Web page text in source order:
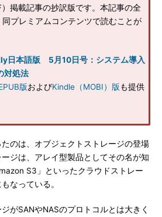
）掲載記事の抄訳版です。本記事の全
同プレミアムコンテンツで読むことが
日本語版 5月10日号：システム導入
対処法
版およびKindle（MOBI）版も提供
のは、オブジェクトストレージの登場
ジは、アレイ型製品としてその名が知
S3」といったクラウドストレー
なっている。
がSANやNASのプロトコルとは大きく